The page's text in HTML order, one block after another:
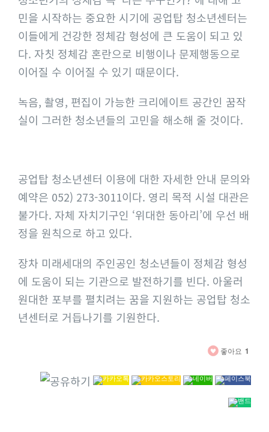
민을 시작하는 중요한 시기에 공업탑 청소년센터는
이들에게 건강한 정체감 형성에 큰 도움이 되고 있
다. 자칫 정체감 혼란으로 비행이나 문제행동으로
이어질 수 이어질 수 있기 때문이다.
녹음, 촬영, 편집이 가능한 크리에이트 공간인 꿈작
실이 그러한 청소년들의 고민을 해소해 줄 것이다.
공업탑 청소년센터 이용에 대한 자세한 안내 문의와
예약은 052) 273-3011이다. 영리 목적 시설 대관은
불가다. 자체 자치기구인 ‘위대한 동아리’에 우선 배
정을 원칙으로 하고 있다.
장차 미래세대의 주인공인 청소년들이 정체감 형성
에 도움이 되는 기관으로 발전하기를 빈다. 아울러
원대한 포부를 펼치려는 꿈을 지원하는 공업탑 청소
년센터로 거듭나기를 기원한다.
좋아요 1